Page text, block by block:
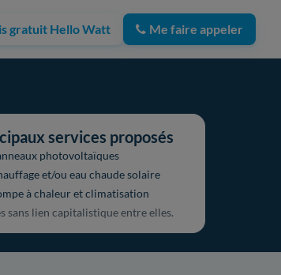
gratuit Hello Watt Me faire appeler
services proposés
photovoltaïques
et/ou eau chaude solaire
à chaleur et climatisation
sans lien capitalistique entre elles.